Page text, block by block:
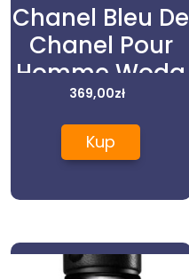
Chanel Bleu De
Chanel Pour
Homme Woda
Perfumowana
100 ml
369,00zł
Kup